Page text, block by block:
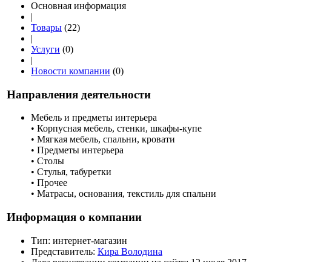
Основная информация
|
Товары (22)
|
Услуги (0)
|
Новости компании (0)
Направления деятельности
Мебель и предметы интерьера
• Корпусная мебель, стенки, шкафы-купе
• Мягкая мебель, спальни, кровати
• Предметы интерьера
• Столы
• Стулья, табуретки
• Прочее
• Матрасы, основания, текстиль для спальни
Информация о компании
Тип: интернет-магазин
Представитель: Кира Володина